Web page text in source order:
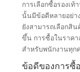
การเลือกซื้อรองเท้
นั้นมีข้อดีหลายอย่า
ยังสามารถเลือกสิ
ขึ้น การซื้อในราคา
สำหรับพนักงานทุก
ข้อดีของการซื้